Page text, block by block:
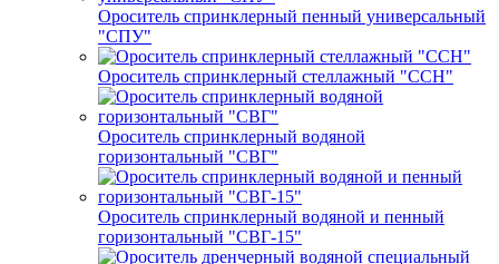
Ороситель спринклерный пенный универсальный
"СПУ"
Ороситель спринклерный стеллажный "ССН"
Ороситель спринклерный водяной
горизонтальный "СВГ"
Ороситель спринклерный водяной и пенный
горизонтальный "СВГ-15"